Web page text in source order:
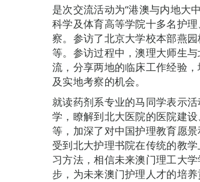
是次交流活动为“港澳与内地大
科学及体育高等学院十多名护
察。参访了北京大学校本部燕
等。参访过程中，澳理大师生
流，分享两地的临床工作经验
及实地考察的机会。
就读药剂系专业的马同学表示
学，瞭解到北大医院的医院建
等，加深了对中国护理教育愿
受到北大护理书院在传统的教
习方法，相信未来澳门理工大
步，为未来澳门护理人才的培养